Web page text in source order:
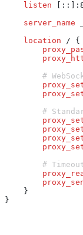
    listen
    server_name
    location
/ {
#
#
#
    }
}